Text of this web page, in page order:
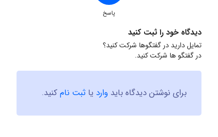
پاسخ
دیدگاه خود را ثبت کنید
تمایل دارید در گفتگوها شرکت کنید؟
در گفتگو ها شرکت کنید.
برای نوشتن دیدگاه باید وارد یا ثبت نامکنید.